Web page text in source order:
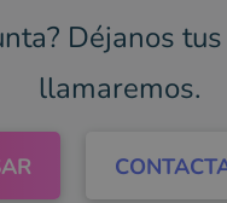
Déjanos
llamaremos.